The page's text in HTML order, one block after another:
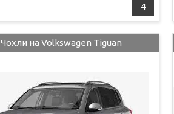
4
Чохли на Volkswagen Tiguan